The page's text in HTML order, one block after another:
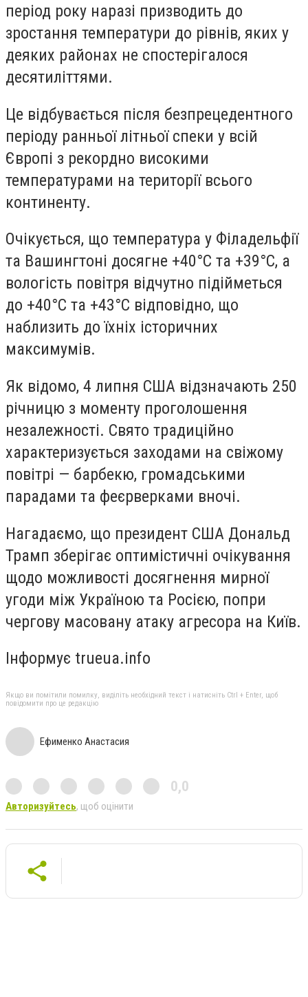
період року наразі призводить до
зростання температури до рівнів, яких у
деяких районах не спостерігалося
десятиліттями.
Це відбувається після безпрецедентного
періоду ранньої літньої спеки у всій
Європі з рекордно високими
температурами на території всього
континенту.
Очікується, що температура у Філадельфії
та Вашингтоні досягне +40°C та +39°C, а
вологість повітря відчутно підійметься
до +40°C та +43°C відповідно, що
наблизить до їхніх історичних
максимумів.
Як відомо, 4 липня США відзначають 250
річницю з моменту проголошення
незалежності. Свято традиційно
характеризується заходами на свіжому
повітрі — барбекю, громадськими
парадами та феєрверками вночі.
Нагадаємо, що президент США Дональд
Трамп зберігає оптимістичні очікування
щодо можливості досягнення мирної
угоди між Україною та Росією, попри
чергову масовану атаку агресора на Київ.
Інформує trueua.info
Якщо ви помітили помилку, виділіть необхідний текст і натисніть Ctrl + Enter, щоб
повідомити про це редакцію
Ефименко Анастасия
0,0
Авторизуйтесь, щоб оцінити